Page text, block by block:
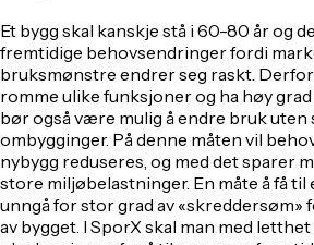
Et bygg skal kanskje stå i 60-80 år og
fremtidige behovsendringer fordi
bruksmønstre endrer seg raskt.
romme ulike funksjoner og ha høy
bør også være mulig å endre bruk uten
ombygginger. På denne måten vil
nybygg reduseres, og med det sparer
store miljøbelastninger. En måte å få til
unngå for stor grad av
av bygget. I SporX skal man med